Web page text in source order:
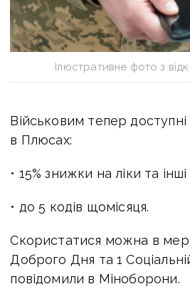
Ілюстративне фото з
Військовим тепер
в Плюсах:
• 15% знижки на ліки та
• до 5 кодів щомісяця.
Скористатися можна в
Доброго Дня та 1
повідомили в Міноборони.